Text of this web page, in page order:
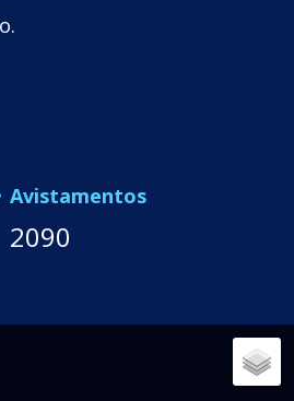
Avistamentos
2090